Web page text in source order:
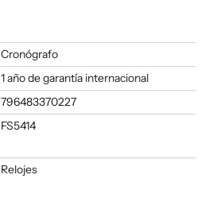
Cronógrafo
1 año de garantía internacional
796483370227
FS5414
Relojes